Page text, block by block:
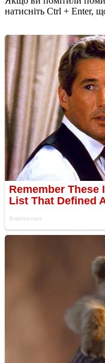
натисніть Ctrl + Enter,